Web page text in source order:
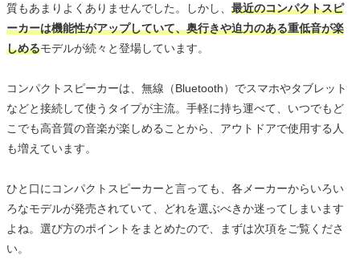
質もあまりよくありませんでした。しかし、 最近のコンパクトスピ
ーカーは機能性がアップしていて、奥行きや迫力のある重低音が楽
しめるモデルが続々と登場しています。
コンパクトスピーカーは、無線（Bluetooth）でスマホやタブレット
などと接続して使うタイプが主流。手軽に持ち運べて、いつでもど
こでも高音質の音楽が楽しめることから、アウトドアで使用する人
も増えています。
ひと口にコンパクトスピーカーと言っても、各メーカーからいろい
ろなモデルが発売されていて、どれを選ぶべきか迷ってしまいます
よね。選び方のポイントをまとめたので、まずは次項をご覧くださ
い。